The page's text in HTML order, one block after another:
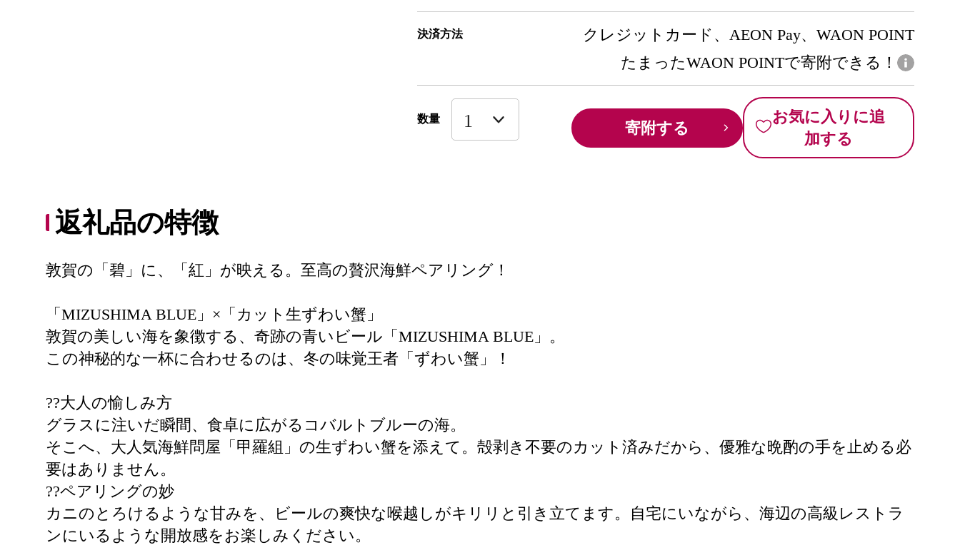
決済方法
クレジットカード、AEON Pay、WAON POINT
たまったWAON POINTで寄附できる！
数量 寄附する
お気に入りに追
加する
返礼品の特徴
敦賀の「碧」に、「紅」が映える。至高の贅沢海鮮ペアリング！
「MIZUSHIMA BLUE」×「カット生ずわい蟹」
敦賀の美しい海を象徴する、奇跡の青いビール「MIZUSHIMA BLUE」。
この神秘的な一杯に合わせるのは、冬の味覚王者「ずわい蟹」！
??大人の愉しみ方
グラスに注いだ瞬間、食卓に広がるコバルトブルーの海。
そこへ、大人気海鮮問屋「甲羅組」の生ずわい蟹を添えて。殻剥き不要のカット済みだから、優雅な晩酌の手を止める必
要はありません。
??ペアリングの妙
カニのとろけるような甘みを、ビールの爽快な喉越しがキリリと引き立てます。自宅にいながら、海辺の高級レストラ
ンにいるような開放感をお楽しみください。